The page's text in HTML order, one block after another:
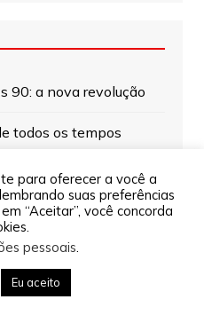
90: a nova revolução
todos os tempos
mais icônico
qual é o
80: a era de ouro da
para oferecer a você a
suas preferências
“Aceitar”, você concorda
pessoais.
Eu aceito